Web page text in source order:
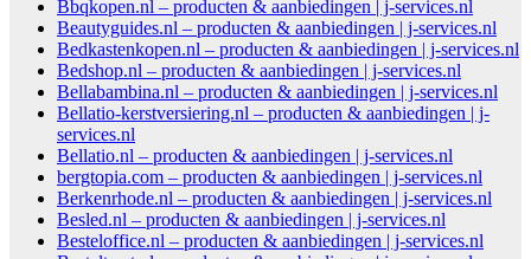
Bbqkopen.nl – producten & aanbiedingen | j-services.nl
Beautyguides.nl – producten & aanbiedingen | j-services.nl
Bedkastenkopen.nl – producten & aanbiedingen | j-services.nl
Bedshop.nl – producten & aanbiedingen | j-services.nl
Bellabambina.nl – producten & aanbiedingen | j-services.nl
Bellatio-kerstversiering.nl – producten & aanbiedingen | j-
services.nl
Bellatio.nl – producten & aanbiedingen | j-services.nl
bergtopia.com – producten & aanbiedingen | j-services.nl
Berkenrhode.nl – producten & aanbiedingen | j-services.nl
Besled.nl – producten & aanbiedingen | j-services.nl
Besteloffice.nl – producten & aanbiedingen | j-services.nl